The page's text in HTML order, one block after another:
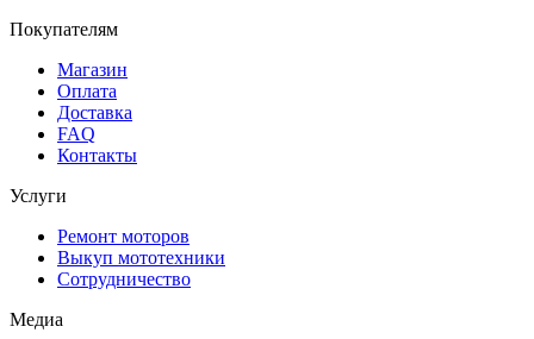
Покупателям
Магазин
Оплата
Доставка
FAQ
Контакты
Услуги
Ремонт моторов
Выкуп мототехники
Сотрудничество
Медиа